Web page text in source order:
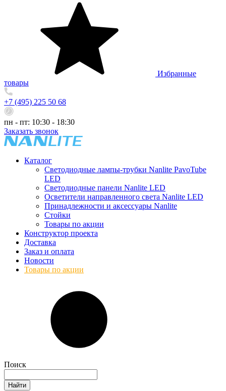
Избранные
товары
+7 (495) 225 50 68
пн - пт: 10:30 - 18:30
Заказать звонок
Каталог
Светодиодные лампы-трубки Nanlite PavoTube
LED
Светодиодные панели Nanlite LED
Осветители направленного света Nanlite LED
Принадлежности и аксессуары Nanlite
Стойки
Товары по акции
Конструктор проекта
Доставка
Заказ и оплата
Новости
Товары по акции
Поиск
Найти